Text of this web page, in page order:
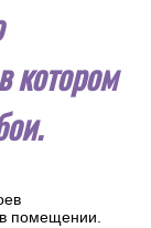
котором
в помещении.